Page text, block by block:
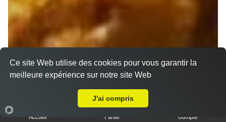
Accueil Panier Compte
Ce site Web utilise des cookies pour vous garantir la
meilleure expérience sur notre site Web
J'ai compris